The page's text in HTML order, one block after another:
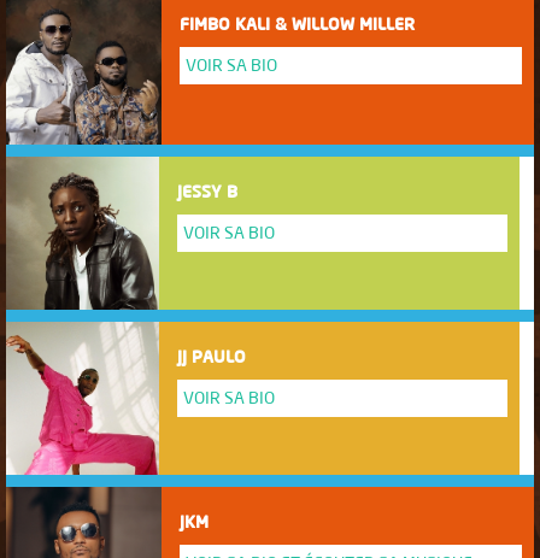
FIMBO KALI & WILLOW MILLER
VOIR SA BIO
JESSY B
VOIR SA BIO
JJ PAULO
VOIR SA BIO
JKM